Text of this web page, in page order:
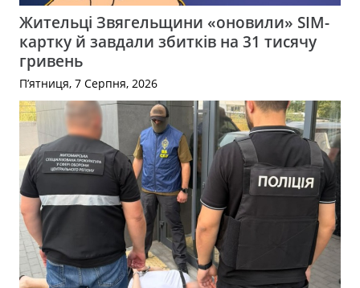
Жительці Звягельщини «оновили» SIM-
картку й завдали збитків на 31 тисячу
гривень
П’ятниця, 7 Серпня, 2026